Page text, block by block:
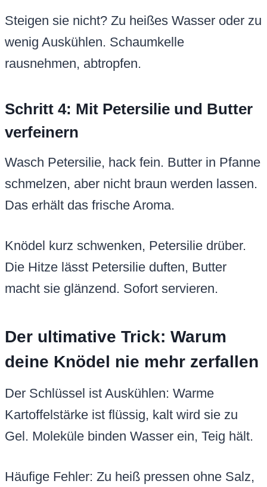
Steigen sie nicht? Zu heißes Wasser oder zu
wenig Auskühlen. Schaumkelle
rausnehmen, abtropfen.
Schritt 4: Mit Petersilie und Butter
verfeinern
Wasch Petersilie, hack fein. Butter in Pfanne
schmelzen, aber nicht braun werden lassen.
Das erhält das frische Aroma.
Knödel kurz schwenken, Petersilie drüber.
Die Hitze lässt Petersilie duften, Butter
macht sie glänzend. Sofort servieren.
Der ultimative Trick: Warum
deine Knödel nie mehr zerfallen
Der Schlüssel ist Auskühlen: Warme
Kartoffelstärke ist flüssig, kalt wird sie zu
Gel. Moleküle binden Wasser ein, Teig hält.
Häufige Fehler: Zu heiß pressen ohne Salz,